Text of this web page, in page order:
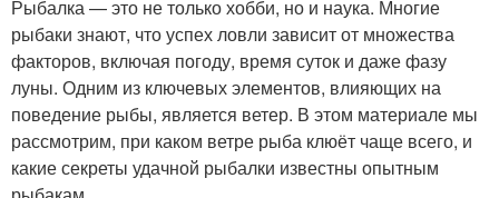
Рыбалка — это не только хобби, но и наука. Многие
рыбаки знают, что успех ловли зависит от множества
факторов, включая погоду, время суток и даже фазу
луны. Одним из ключевых элементов, влияющих на
поведение рыбы, является ветер. В этом материале мы
рассмотрим, при каком ветре рыба клюёт чаще всего, и
какие секреты удачной рыбалки известны опытным